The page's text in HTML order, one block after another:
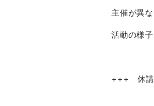
主催が異
活動の様
+++ 休講